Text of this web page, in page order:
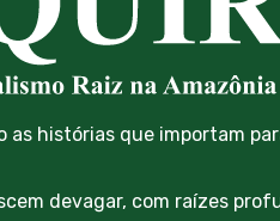
histórias que importam
devagar, com raízes